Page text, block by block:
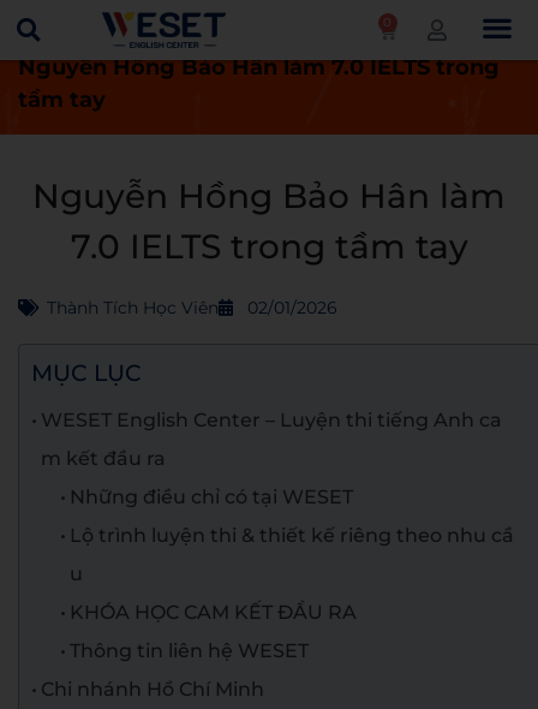
0
Trang chủ
Thành tích học viên
Nguyễn Hồng Bảo Hân làm 7.0 IELTS trong
tầm tay
Nguyễn Hồng Bảo Hân làm
7.0 IELTS trong tầm tay
Thành Tích Học Viên 02/01/2026
MỤC LỤC
WESET English Center – Luyện thi tiếng Anh ca
m kết đầu ra
Những điều chỉ có tại WESET
Lộ trình luyện thi & thiết kế riêng theo nhu cầ
u
KHÓA HỌC CAM KẾT ĐẦU RA
Thông tin liên hệ WESET
Chi nhánh Hồ Chí Minh